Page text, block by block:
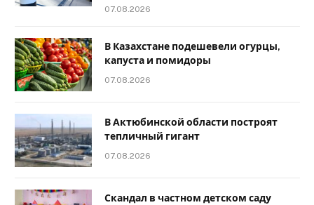
07.08.2026
В Казахстане подешевели огурцы,
капуста и помидоры
07.08.2026
В Актюбинской области построят
тепличный гигант
07.08.2026
Скандал в частном детском саду